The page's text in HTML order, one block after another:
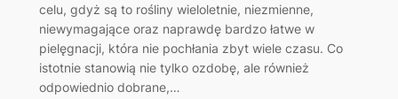
celu, gdyż są to rośliny wieloletnie, niezmienne,
niewymagające oraz naprawdę bardzo łatwe w
pielęgnacji, która nie pochłania zbyt wiele czasu. Co
istotnie stanowią nie tylko ozdobę, ale również
odpowiednio dobrane,…